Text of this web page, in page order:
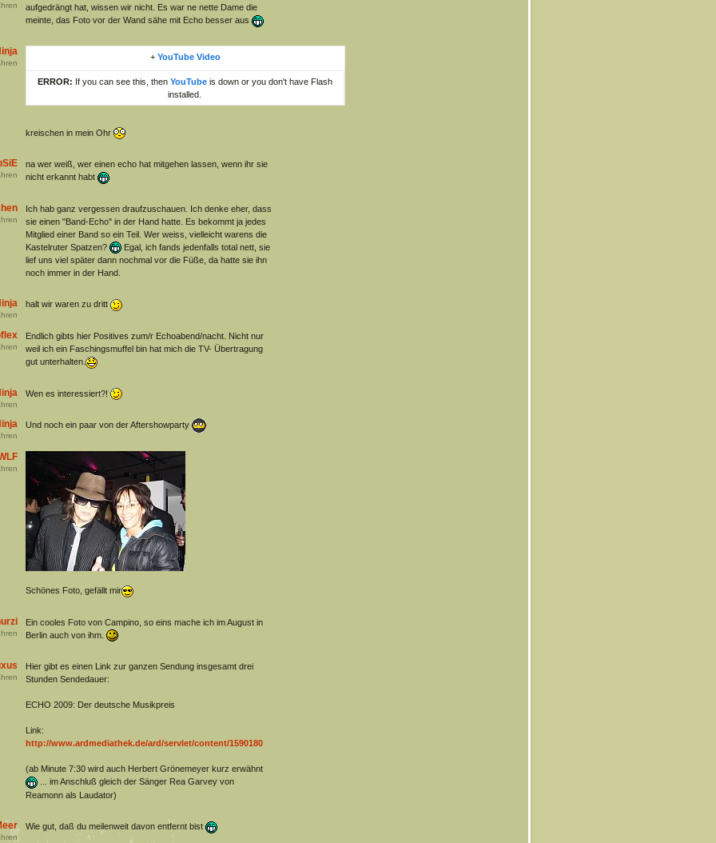
aufgedrängt hat, wissen wir nicht. Es war ne nette Dame die
meinte, das Foto vor der Wand sähe mit Echo besser aus
+ YouTube Video
ERROR: If you can see this, then YouTubeis down or you don't have Flash
installed.
kreischen in mein Ohr
na wer weiß, wer einen echo hat mitgehen lassen, wenn ihr sie
nicht erkannt habt
Ich hab ganz vergessen draufzuschauen. Ich denke eher, dass
sie einen "Band-Echo" in der Hand hatte. Es bekommt ja jedes
Mitglied einer Band so ein Teil. Wer weiss, vielleicht warens die
Kastelruter Spatzen?
Egal, ich fands jedenfalls total nett, sie
lief uns viel später dann nochmal vor die Füße, da hatte sie ihn
noch immer in der Hand.
halt wir waren zu dritt
Endlich gibts hier Positives zum/r Echoabend/nacht. Nicht nur
weil ich ein Faschingsmuffel bin hat mich die TV- Übertragung
gut unterhalten.
Wen es interessiert?!
Und noch ein paar von der Aftershowparty
Schönes Foto, gefällt mir
Ein cooles Foto von Campino, so eins mache ich im August in
Berlin auch von ihm.
Hier gibt es einen Link zur ganzen Sendung insgesamt drei
Stunden Sendedauer:
ECHO 2009: Der deutsche Musikpreis
Link:
http://www.ardmediathek.de/ard/servlet/content/1590180
(ab Minute 7:30 wird auch Herbert Grönemeyer kurz erwähnt
... im Anschluß gleich der Sänger Rea Garvey von
Reamonn als Laudator)
Wie gut, daß du meilenweit davon entfernt bist